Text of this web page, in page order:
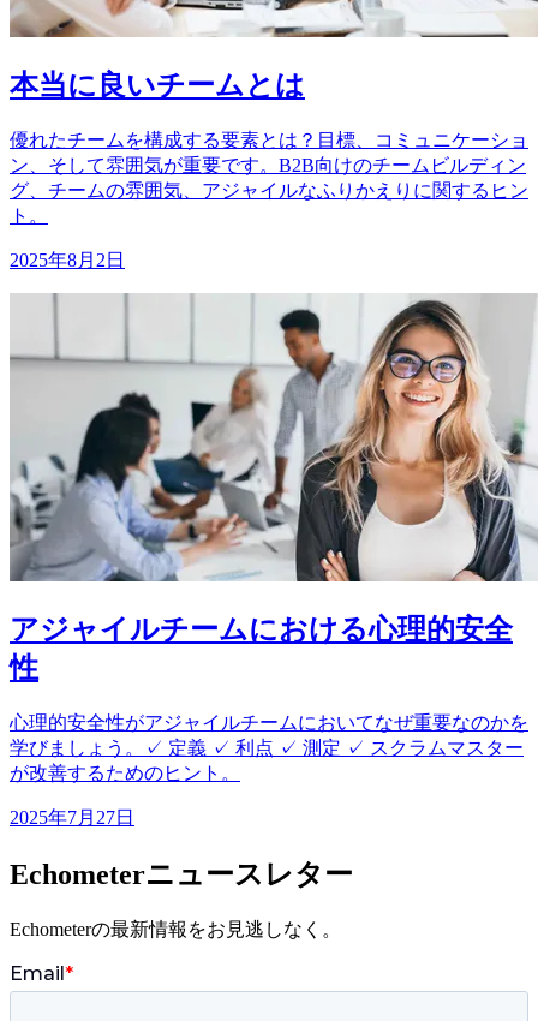
本当に良いチームとは
優れたチームを構成する要素とは？目標、コミュニケーショ
ン、そして雰囲気が重要です。B2B向けのチームビルディン
グ、チームの雰囲気、アジャイルなふりかえりに関するヒン
ト。
2025年8月2日
アジャイルチームにおける心理的安全
性
心理的安全性がアジャイルチームにおいてなぜ重要なのかを
学びましょう。✓ 定義 ✓ 利点 ✓ 測定 ✓ スクラムマスター
が改善するためのヒント。
2025年7月27日
Echometerニュースレター
Echometerの最新情報をお見逃しなく。